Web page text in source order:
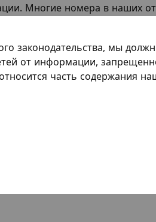
законодательства, мы
от информации,
часть содержания
Многие номера в наших
к кроватям цепями
фиксация готова.